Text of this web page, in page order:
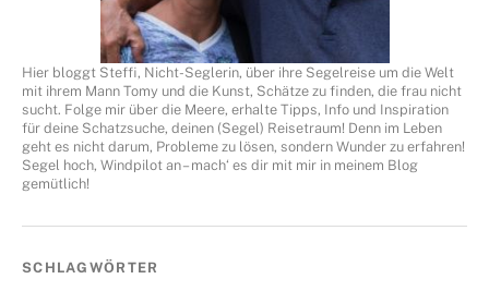
Hier bloggt Steffi, Nicht-Seglerin, über ihre Segelreise um die Welt
mit ihrem Mann Tomy und die Kunst, Schätze zu finden, die frau nicht
sucht. Folge mir über die Meere, erhalte Tipps, Info und Inspiration
für deine Schatzsuche, deinen (Segel) Reisetraum! Denn im Leben
geht es nicht darum, Probleme zu lösen, sondern Wunder zu erfahren!
Segel hoch, Windpilot an – mach‘ es dir mit mir in meinem Blog
gemütlich!
SCHLAGWÖRTER